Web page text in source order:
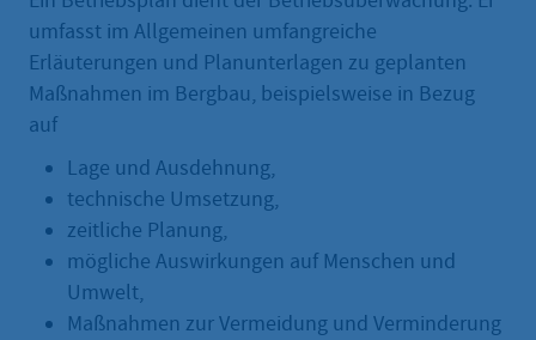
umfasst im Allgemeinen umfangreiche
Erläuterungen und Planunterlagen zu geplanten
Maßnahmen im Bergbau, beispielsweise in Bezug
auf
Lage und Ausdehnung,
technische Umsetzung,
zeitliche Planung,
mögliche Auswirkungen auf Menschen und
Umwelt,
Maßnahmen zur Vermeidung und Verminderung